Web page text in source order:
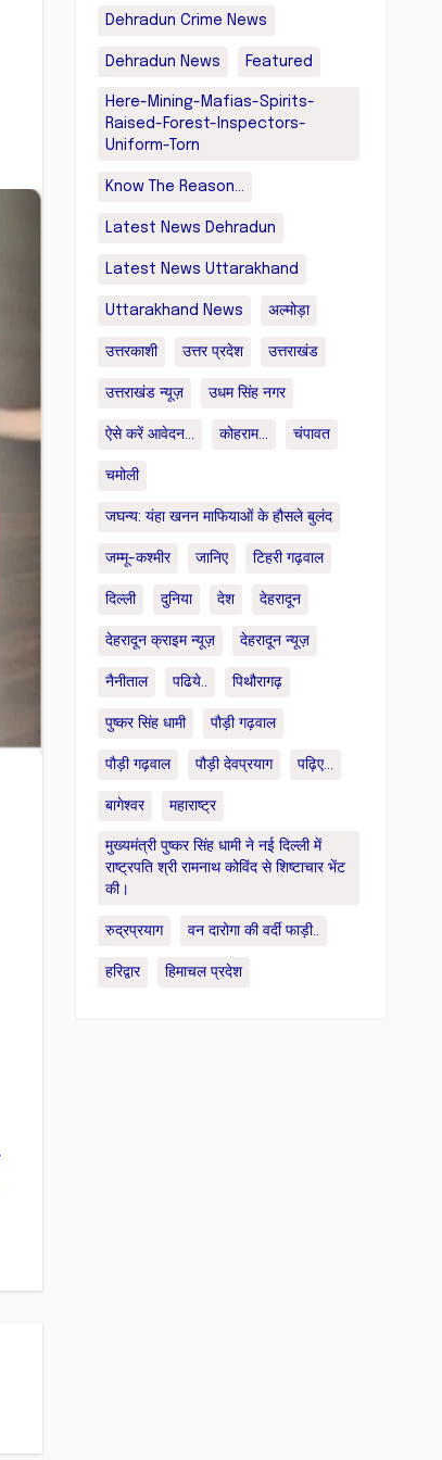
Dehradun Crime News
Dehradun News Featured
Here-Mining-Mafias-Spirits-
Raised-Forest-Inspectors-
Uniform-Torn
Know The Reason...
Latest News Dehradun
Latest News Uttarakhand
Uttarakhand News अल्मोड़ा
उत्तरकाशी उत्तर प्रदेश उत्तराखंड
उत्तराखंड न्यूज़ उधम सिंह नगर
ऐसे करें आवेदन... कोहराम... चंपावत
चमोली
जघन्य: यंहा खनन माफियाओं के हौसले बुलंद
जम्मू-कश्मीर जानिए टिहरी गढ़वाल
दिल्ली दुनिया देश देहरादून
देहरादून क्राइम न्यूज़ देहरादून न्यूज़
नैनीताल पढिये.. पिथौरागढ़
पुष्कर सिंह धामी पौड़ी गढ़वाल
पौड़ी गढ़वाल पौड़ी देवप्रयाग पढ़िए...
बागेश्वर महाराष्ट्र
मुख्यमंत्री पुष्कर सिंह धामी ने नई दिल्ली में
राष्ट्रपति श्री रामनाथ कोविंद से शिष्टाचार भेंट
की।
रुद्रप्रयाग वन दारोगा की वर्दी फाड़ी..
हरिद्वार हिमाचल प्रदेश